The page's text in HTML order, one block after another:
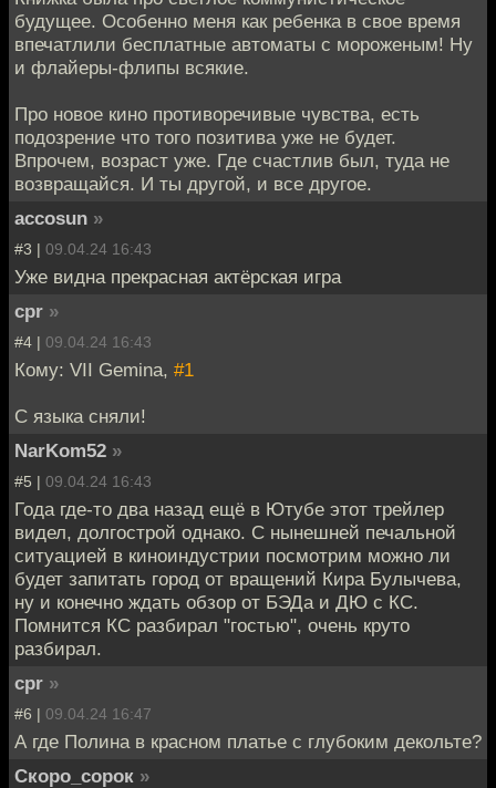
будущее. Особенно меня как ребенка в свое время
впечатлили бесплатные автоматы с мороженым! Ну
и флайеры-флипы всякие.
Про новое кино противоречивые чувства, есть
подозрение что того позитива уже не будет.
Впрочем, возраст уже. Где счастлив был, туда не
возвращайся. И ты другой, и все другое.
accosun »
#3 | 09.04.24 16:43
Уже видна прекрасная актёрская игра
cpr »
#4 | 09.04.24 16:43
Кому: VII Gemina, #1
С языка сняли!
NarKom52 »
#5 | 09.04.24 16:43
Года где-то два назад ещё в Ютубе этот трейлер
видел, долгострой однако. С нынешней печальной
ситуацией в киноиндустрии посмотрим можно ли
будет запитать город от вращений Кира Булычева,
ну и конечно ждать обзор от БЭДа и ДЮ с КС.
Помнится КС разбирал "гостью", очень круто
разбирал.
cpr »
#6 | 09.04.24 16:47
А где Полина в красном платье с глубоким декольте?
Скоро_сорок »